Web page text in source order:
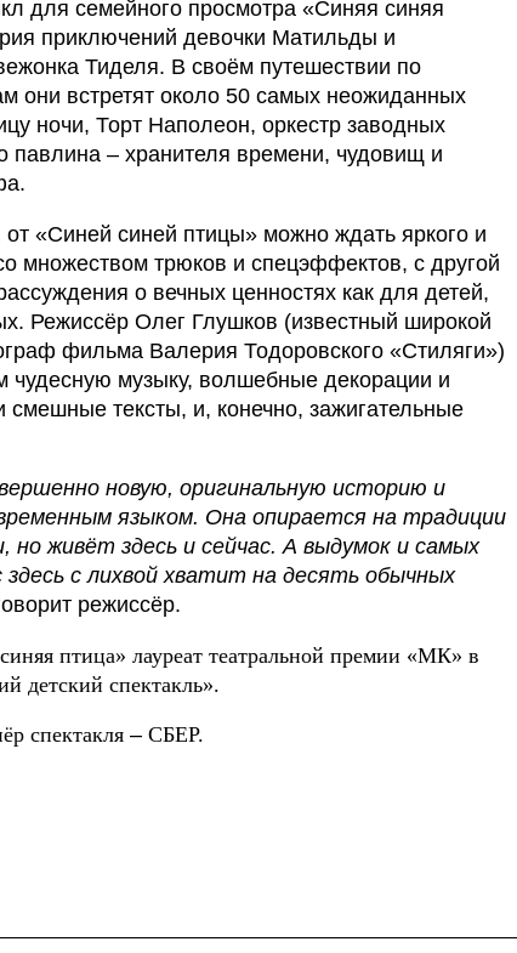
для семейного просмотра «Синяя синяя
приключений девочки Матильды и
Тиделя. В своём путешествии по
они встретят около 50 самых неожиданных
ночи, Торт Наполеон, оркестр заводных
павлина – хранителя времени, чудовищ и
«Синей синей птицы» можно ждать яркого и
множеством трюков и спецэффектов, с другой
о вечных ценностях как для детей,
Режиссёр Олег Глушков (известный широкой
фильма Валерия Тодоровского «Стиляги»)
чудесную музыку, волшебные декорации и
тексты, и, конечно, зажигательные
новую, оригинальную историю и
языком. Она опирается на традиции
но живёт здесь и сейчас. А выдумок и самых
с лихвой хватит на десять обычных
режиссёр.
птица» лауреат театральной премии «МК» в
детский спектакль».
спектакля – СБЕР.